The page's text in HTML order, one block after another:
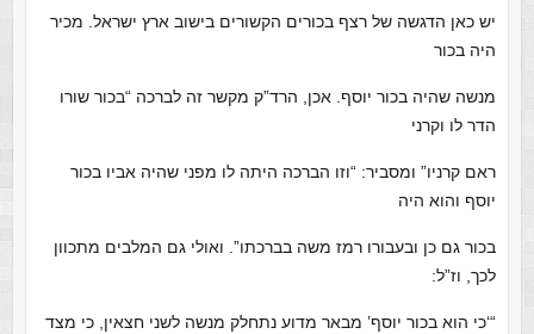
יש כאן הדגשה של רצף בכורים הקשורים בישוב ארץ ישראל. מכיר
היה בכור
מנשה שהיה בכור יוסף. אכן, הרד”ק מקשר זה לברכה “בכור שורו
הדר לו וקרני
ראם קרניו” ומסביר: “וזו הברכה היתה לו מפני שהיה אביו בכור
יוסף והוא היה
בכור גם כן ובעבורו רמז משה בברכתו”. ואולי גם המלבים מתכוון
לכך, וז”ל:
“‘כי הוא בכור יוסף’ מבאר מדוע נתחלק מנשה לשני חצאין, כי מצד